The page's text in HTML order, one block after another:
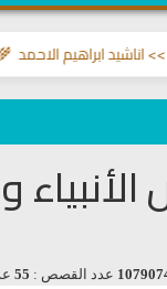
ابراهيم الاحمد 🌾
عدد القصص : 55